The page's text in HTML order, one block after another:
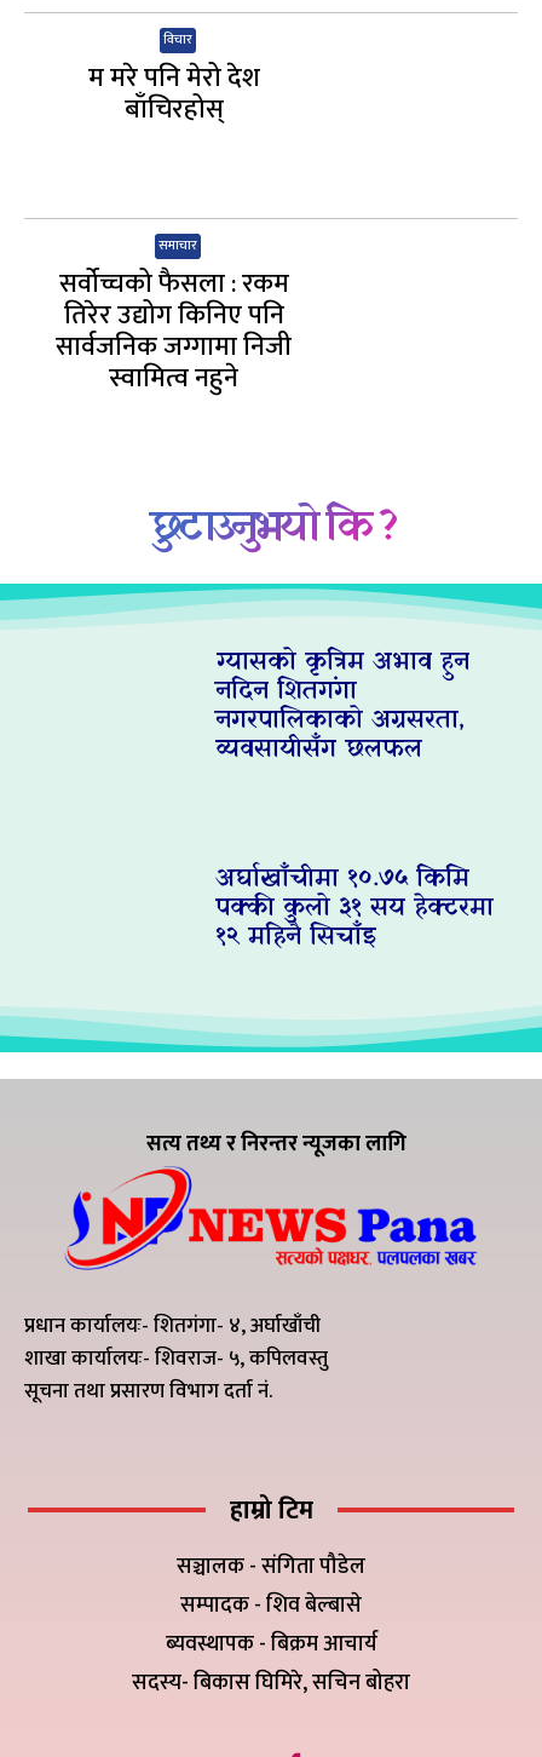
विचार
म मरे पनि मेरो देश
बाँचिरहोस्
समाचार
सर्वोच्चको फैसला : रकम
तिरेर उद्योग किनिए पनि
सार्वजनिक जग्गामा निजी
स्वामित्व नहुने
छुटाउनुभयो कि ?
ग्यासको कृत्रिम अभाव हुन
नदिन शितगंगा
नगरपालिकाको अग्रसरता,
व्यवसायीसँग छलफल
अर्घाखाँचीमा १०.७५ किमि
पक्की कुलो ३१ सय हेक्टरमा
१२ महिनै सिचाँइ
सत्य तथ्य र निरन्तर न्यूजका लागि
प्रधान कार्यालयः- शितगंगा- ४, अर्घाखाँची
शाखा कार्यालयः- शिवराज- ५, कपिलवस्तु
सूचना तथा प्रसारण विभाग दर्ता नं.
हाम्रो टिम
सञ्चालक - संगिता पौडेल
सम्पादक - शिव बेल्बासे
ब्यवस्थापक - बिक्रम आचार्य
सदस्य- बिकास घिमिरे, सचिन बोहरा